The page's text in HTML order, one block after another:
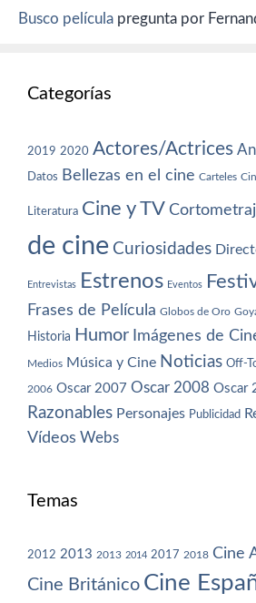
Busco película pregunta por
Categorías
2019 2020 Actores/Actrices
Datos Bellezas en el cine Carteles
Literatura Cine y TV
de cine Curiosidades
Entrevistas Estrenos Eventos
Frases de Película Globos de Oro
Historia Humor Imágenes de
Medios Música y Cine Noticias Off-
2006 Oscar 2007 Oscar 2008 Oscar
Razonables Personajes Publicidad
Vídeos Webs
Temas
2012 2013 2013 2014 2017 2018 Cine
Cine Británico Cine